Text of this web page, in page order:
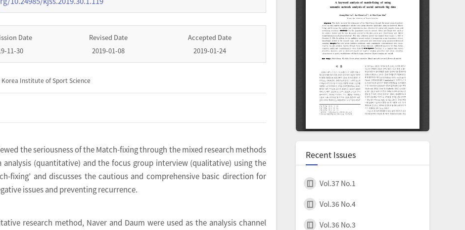
Date
11-30
Revised Date
2019-01-08
Accepted Date
2019-01-24
Institute of Sport Science
the seriousness of the Match-fixing through the mixed research methods
analysis (quantitative) and the focus group interview (qualitative) using the
fixing’ and discusses the cautious and comprehensive basic direction for
issues and preventing recurrence.
research method, Naver and Daum were used as the analysis channel
Recent Issues
Vol.37 No.1
Vol.36 No.4
Vol.36 No.3